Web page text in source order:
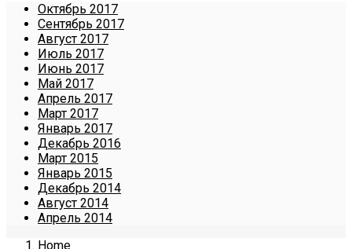
Октябрь 2017
Сентябрь 2017
Август 2017
Июль 2017
Июнь 2017
Май 2017
Апрель 2017
Март 2017
Январь 2017
Декабрь 2016
Март 2015
Январь 2015
Декабрь 2014
Август 2014
Апрель 2014
Home